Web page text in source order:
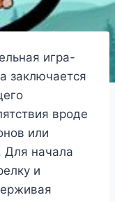
игра-
заключается
вроде
или
Для начала
и